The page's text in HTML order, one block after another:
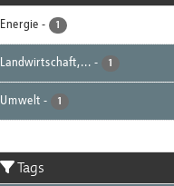
Energie - 1
Landwirtschaft,... - 1
Umwelt - 1
Tags